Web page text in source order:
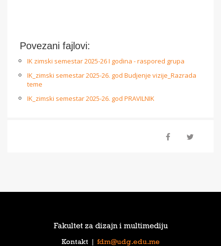
Povezani fajlovi:
IK zimski semestar 2025-26 I godina - raspored grupa
IK_zimski semestar 2025-26. god Budjenje vizije_Razrada
teme
IK_zimski semestar 2025-26. god PRAVILNIK
Fakultet za dizajn i multimediju
Kontakt fdm@udg.edu.me